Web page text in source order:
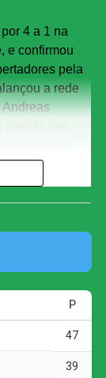
4 a 1 na
e confirmou
pela
a rede
do Cerro
aos 13
avança para o
a chegada do
deu
nos playoffs